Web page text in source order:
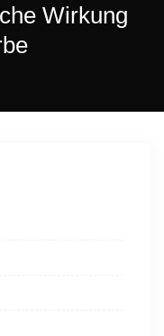
Wirkung